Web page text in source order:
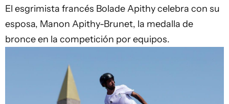
El esgrimista francés Bolade Apithy celebra con su
esposa, Manon Apithy-Brunet, la medalla de
bronce en la competición por equipos.